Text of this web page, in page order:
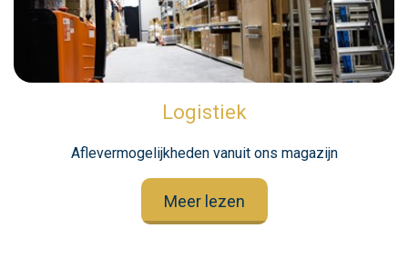
Logistiek
Aflevermogelijkheden vanuit ons magazijn
Meer lezen